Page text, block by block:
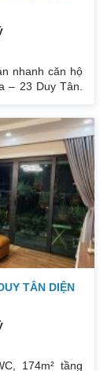
nhanh căn hộ
– 23 Duy Tân.
nhiên. Hướng
ngát thoáng
thương lượng
TÂN DIỆN
174m² tầng